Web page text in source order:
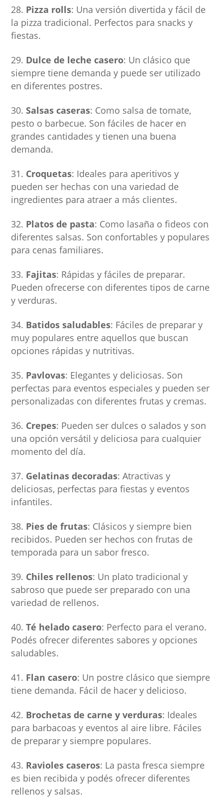
Pizza rolls: Una versión divertida y fácil de
la pizza tradicional. Perfectos para snacks y
fiestas.
Dulce de leche casero: Un clásico que
siempre tiene demanda y puede ser utilizado
en diferentes postres.
Salsas caseras: Como salsa de tomate,
pesto o barbecue. Son fáciles de hacer en
grandes cantidades y tienen una buena
demanda.
Croquetas: Ideales para aperitivos y
pueden ser hechas con una variedad de
ingredientes para atraer a más clientes.
Platos de pasta: Como lasaña o fideos con
diferentes salsas. Son confortables y populares
para cenas familiares.
Fajitas: Rápidas y fáciles de preparar.
Pueden ofrecerse con diferentes tipos de carne
y verduras.
Batidos saludables: Fáciles de preparar y
muy populares entre aquellos que buscan
opciones rápidas y nutritivas.
Pavlovas: Elegantes y deliciosas. Son
perfectas para eventos especiales y pueden ser
personalizadas con diferentes frutas y cremas.
Crepes: Pueden ser dulces o salados y son
una opción versátil y deliciosa para cualquier
momento del día.
Gelatinas decoradas: Atractivas y
deliciosas, perfectas para fiestas y eventos
infantiles.
Pies de frutas: Clásicos y siempre bien
recibidos. Pueden ser hechos con frutas de
temporada para un sabor fresco.
Chiles rellenos: Un plato tradicional y
sabroso que puede ser preparado con una
variedad de rellenos.
Té helado casero: Perfecto para el verano.
Podés ofrecer diferentes sabores y opciones
saludables.
Flan casero: Un postre clásico que siempre
tiene demanda. Fácil de hacer y delicioso.
Brochetas de carne y verduras: Ideales
para barbacoas y eventos al aire libre. Fáciles
de preparar y siempre populares.
Ravioles caseros: La pasta fresca siempre
es bien recibida y podés ofrecer diferentes
rellenos y salsas.